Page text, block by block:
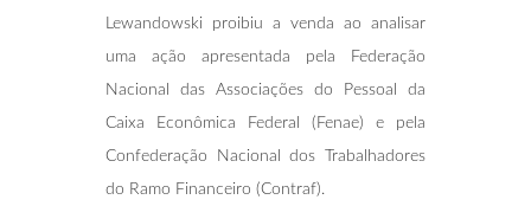
Lewandowski proibiu a venda ao analisar
uma ação apresentada pela Federação
Nacional das Associações do Pessoal da
Caixa Econômica Federal (Fenae) e pela
Confederação Nacional dos Trabalhadores
do Ramo Financeiro (Contraf).